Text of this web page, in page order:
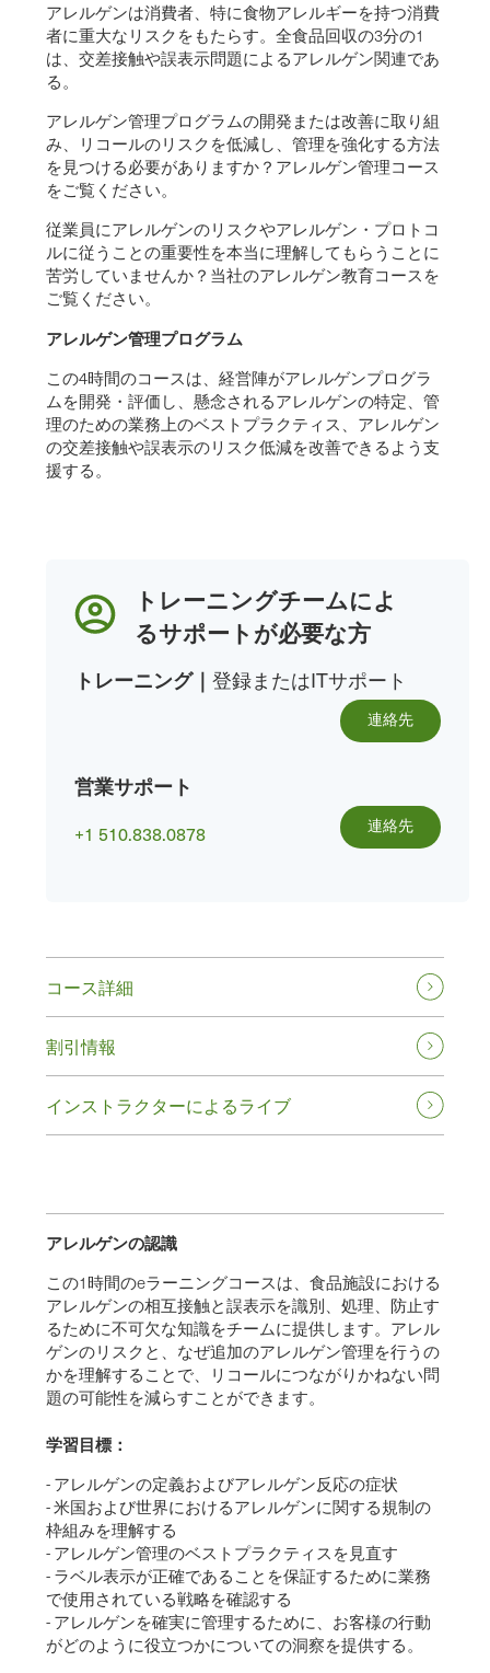
アレルゲンは消費者、特に食物アレルギーを持つ消費
者に重大なリスクをもたらす。全食品回収の3分の1
は、交差接触や誤表示問題によるアレルゲン関連であ
る。
アレルゲン管理プログラムの開発または改善に取り組
み、リコールのリスクを低減し、管理を強化する方法
を見つける必要がありますか？ アレルゲン管理コース
をご覧ください。
従業員にアレルゲンのリスクやアレルゲン・プロトコ
ルに従うことの重要性を本当に理解してもらうことに
苦労していませんか？ 当社のアレルゲン教育コースを
ご覧ください。
アレルゲン管理プログラム
この4時間のコースは、経営陣がアレルゲンプログラ
ムを開発・評価し、懸念されるアレルゲンの特定、管
理のための業務上のベストプラクティス、アレルゲン
の交差接触や誤表示のリスク低減を改善できるよう支
援する。
トレーニングチームによ
るサポートが必要な方
トレーニング｜ 登録またはITサポート
連絡先
営業サポート
+1 510.838.0878 連絡先
コース詳細
割引情報
インストラクターによるライブ
アレルゲンの認識
この1時間のeラーニングコースは、食品施設における
アレルゲンの相互接触と誤表示を識別、処理、防止す
るために不可欠な知識をチームに提供します。アレル
ゲンのリスクと、なぜ追加のアレルゲン管理を行うの
かを理解することで、リコールにつながりかねない問
題の可能性を減らすことができます。
学習目標：
- アレルゲンの定義およびアレルゲン反応の症状
- 米国および世界におけるアレルゲンに関する規制の
枠組みを理解する
- アレルゲン管理のベストプラクティスを見直す
- ラベル表示が正確であることを保証するために業務
で使用されている戦略を確認する
- アレルゲンを確実に管理するために、お客様の行動
がどのように役立つかについての洞察を提供する。